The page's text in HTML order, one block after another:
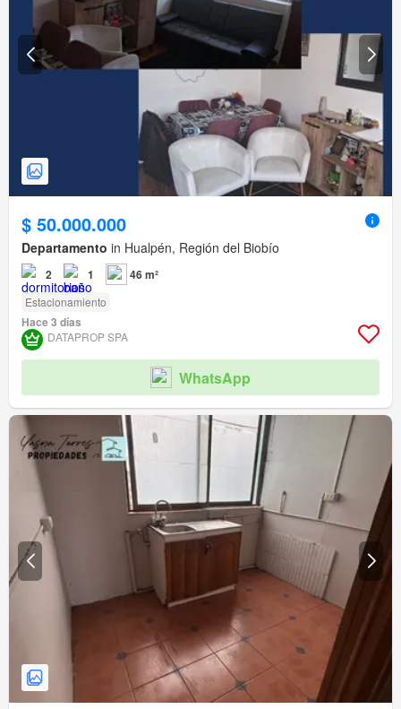
$ 50.000.000
Departamento in Hualpén, Región del Biobío
2 1 46 m²
Estacionamiento
Hace 3 días
DATAPROP SPA
WhatsApp